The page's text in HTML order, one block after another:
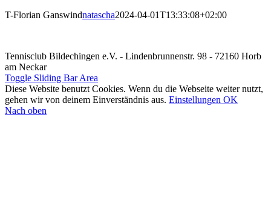
T-Florian Ganswindnatascha2024-04-01T13:33:08+02:00
Tennisclub Bildechingen e.V. - Lindenbrunnenstr. 98 - 72160 Horb
am Neckar
Toggle Sliding Bar Area
Diese Website benutzt Cookies. Wenn du die Webseite weiter nutzt,
gehen wir von deinem Einverständnis aus. Einstellungen OK
Nach oben